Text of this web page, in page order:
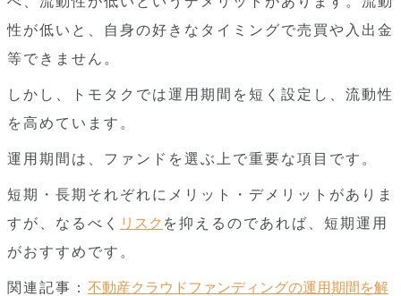
性が低いと、自身の好きなタイミングで売買や入出金
等できません。
しかし、トモタクでは運用期間を短く設定し、流動性
を高めています。
運用期間は、ファンドを選ぶ上で重要な項目です。
短期・長期それぞれにメリット・デメリットがありま
すが、なるべく
リスク を抑えるのであれば、短期運用
がおすすめです。
関連記事： 不動産クラウドファンディングの運用期間を解